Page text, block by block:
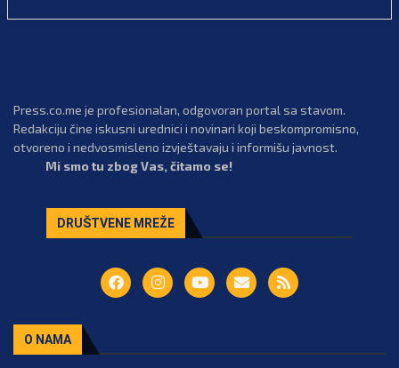
Press.co.me je profesionalan, odgovoran portal sa stavom.
Redakciju čine iskusni urednici i novinari koji beskompromisno,
otvoreno i nedvosmisleno izvještavaju i informišu javnost.
Mi smo tu zbog Vas, čitamo se!
DRUŠTVENE MREŽE
O NAMA